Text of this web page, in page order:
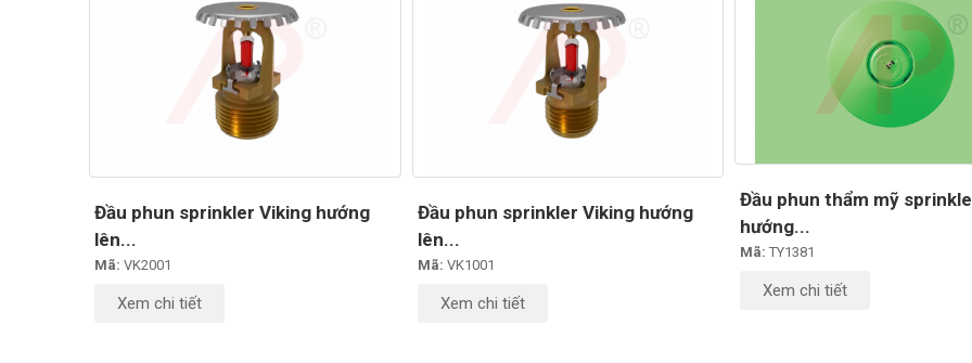
Đầu phun sprinkler Viking hướng
lên...
Mã: VK2001
Xem chi tiết
Đầu phun sprinkler Viking hướng
lên...
Mã: VK1001
Xem chi tiết
Đầu phun thẩm mỹ
hướng...
Mã: TY1381
Xem chi tiết